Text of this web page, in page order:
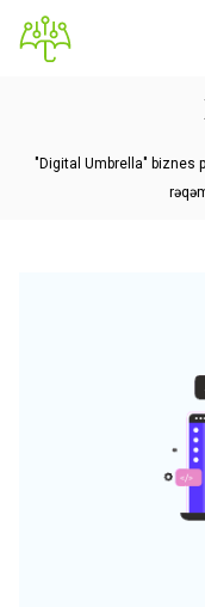
"Digital Umbrella" biznes